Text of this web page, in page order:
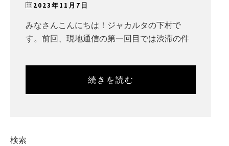
2023年11月7日
みなさんこんにちは！ジャカルタの下村で
す。前回、現地通信の第一回目では渋滞の件
続きを読む
検索